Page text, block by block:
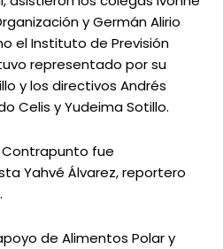
y Germán Alirio
el Instituto de Previsión
representado por su
y los directivos Andrés
Celis y Yudeima Sotillo.
fue
Yahvé Álvarez, reportero
de Alimentos Polar y